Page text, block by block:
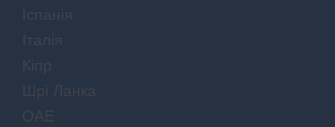
Іспанія
Італія
Кіпр
Шрі Ланка
ОАЕ